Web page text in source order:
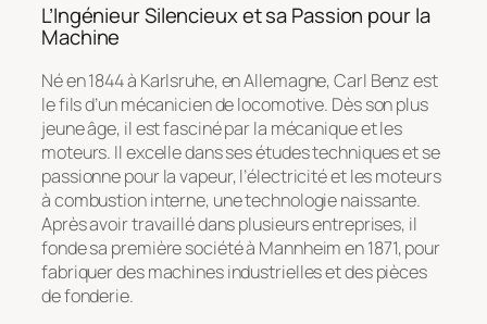
L’Ingénieur Silencieux et sa Passion pour la
Machine
Né en 1844 à Karlsruhe, en Allemagne, Carl Benz est
le fils d’un mécanicien de locomotive. Dès son plus
jeune âge, il est fasciné par la mécanique et les
moteurs. Il excelle dans ses études techniques et se
passionne pour la vapeur, l’électricité et les moteurs
à combustion interne, une technologie naissante.
Après avoir travaillé dans plusieurs entreprises, il
fonde sa première société à Mannheim en 1871, pour
fabriquer des machines industrielles et des pièces
de fonderie.